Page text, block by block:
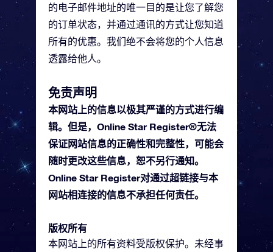
的电子邮件地址的唯一目的是让您了解您
的订单状态，并通过通讯的方式让您知道
所有的优惠。我们绝不会将您的个人信息
透露给他人。
免责声明
本网站上的信息以极其严谨的方式进行编
辑。但是，Online Star Register®无法
保证网站信息的正确性和完整性，可能会
随时更改这些信息，恕不另行通知。
Online Star Register对通过超链接与本
网站相连接的信息不承担任何责任。
版权所有
本网站上的所有资料受版权保护。未经事